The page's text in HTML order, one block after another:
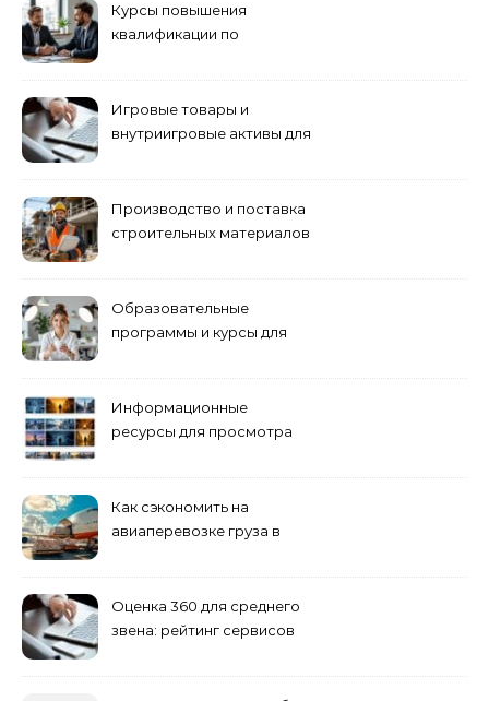
Курсы повышения
квалификации по
Игровые товары и
внутриигровые активы для
приобретения
Производство и поставка
строительных материалов
Образовательные
программы и курсы для
Информационные
ресурсы для просмотра
Как сэкономить на
авиаперевозке груза в
Оценка 360 для среднего
звена: рейтинг сервисов